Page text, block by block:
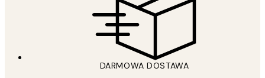
DARMOWA DOSTAWA